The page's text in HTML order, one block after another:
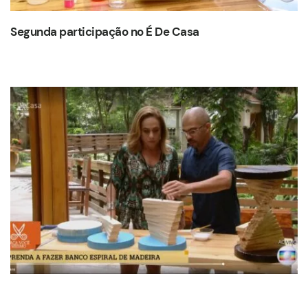
Segunda participação no É De Casa